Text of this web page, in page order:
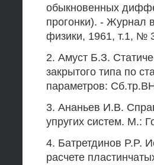
обыкновенных
прогонки). - Журнал
физики, 1961, т.1, №
2. Амуст Б.З.
закрытого типа по
параметров:
3. Ананьев И.В.
упругих систем. М.:
4. Батретдинов P.P.
расчете